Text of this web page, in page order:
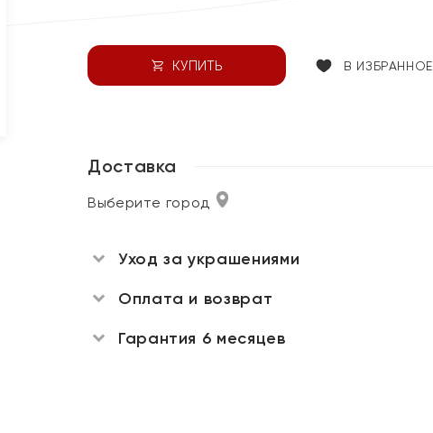
КУПИТЬ В ИЗБРАННОЕ
Доставка
Выберите город
Уход за украшениями
Оплата и возврат
Гарантия 6 месяцев